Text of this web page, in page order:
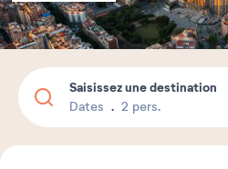
Saisissez une destination
Dates 2 pers.